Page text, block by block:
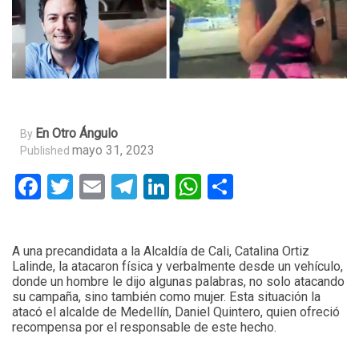
By En Otro Ángulo
Published mayo 31, 2023
Facebook
Twitter
EmailTelegram
LinkedIn
WhatsApp
A una precandidata a la Alcaldía de Cali, Catalina Ortiz
Lalinde, la atacaron física y verbalmente desde un vehículo,
donde un hombre le dijo algunas palabras, no solo atacando
su campaña, sino también como mujer. Esta situación la
atacó el alcalde de Medellín, Daniel Quintero, quien ofreció
recompensa por el responsable de este hecho.